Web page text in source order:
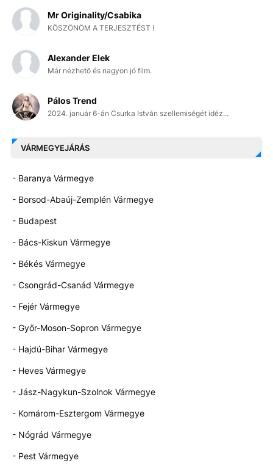
Mr Originality/Csabika
KÖSZÖNÖM A TERJESZTÉST !
Alexander Elek
Már nézhető és nagyon jó film.
Pálos Trend
2024. január 6-án Csurka István szellemiségét idéz...
VÁRMEGYEJÁRÁS
- Baranya Vármegye
- Borsod-Abaúj-Zemplén Vármegye
- Budapest
- Bács-Kiskun Vármegye
- Békés Vármegye
- Csongrád-Csanád Vármegye
- Fejér Vármegye
- Győr-Moson-Sopron Vármegye
- Hajdú-Bihar Vármegye
- Heves Vármegye
- Jász-Nagykun-Szolnok Vármegye
- Komárom-Esztergom Vármegye
- Nógrád Vármegye
- Pest Vármegye